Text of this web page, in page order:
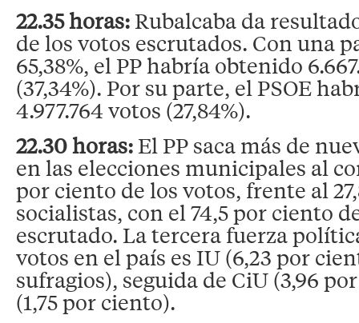
22.35 horas: Rubalcaba da
de los votos escrutados. Con una
65,38%, el PP habría obtenido
(37,34%). Por su parte, el PSOE
4.977.764 votos (27,84%).
22.30 horas: El PP saca más de
en las elecciones municipales al
por ciento de los votos, frente al
socialistas, con el 74,5 por ciento
escrutado. La tercera fuerza
votos en el país es IU (6,23 por
sufragios), seguida de CiU (3,96
(1,75 por ciento).